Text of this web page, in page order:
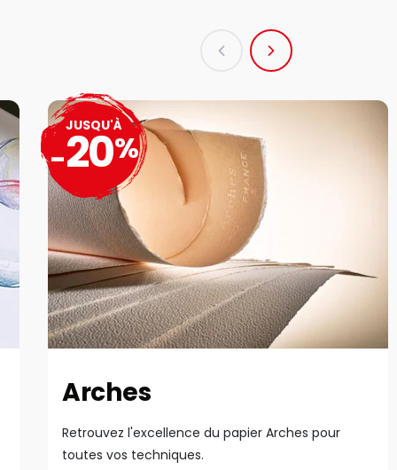
Arches
Retrouvez l'excellence du papier Arches pour
toutes vos techniques.
JUSQU'À
-20%